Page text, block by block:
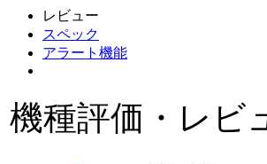
レビュー
スペック
アラート機能
機種評価・レビ